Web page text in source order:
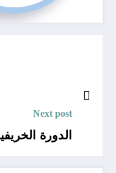
Next post
الدورة